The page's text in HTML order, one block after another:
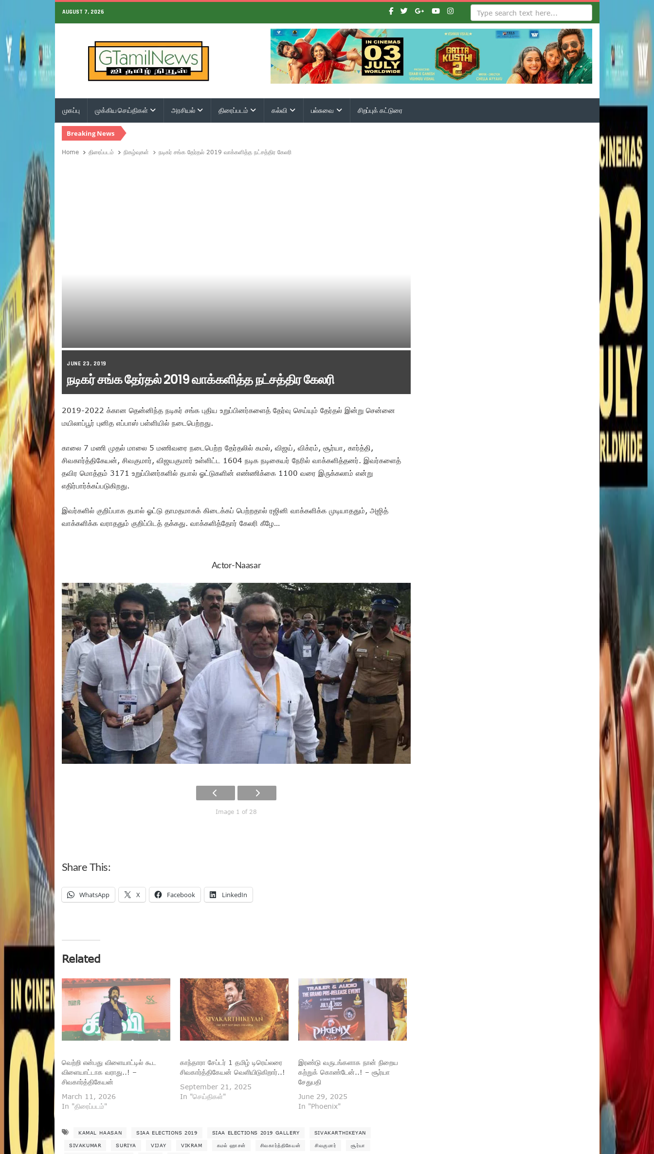
AUGUST 7, 2026
முகப்பு முக்கிய செய்திகள் அரசியல் திரைப்படம் கல்வி பல்சுவை சிறப்புக் கட்டுரை
Breaking News
Home திரைப்படம் நிகழ்வுகள் நடிகர் சங்க தேர்தல் 2019 வாக்களித்த நட்சத்திர கேலரி
JUNE 23, 2019
நடிகர் சங்க தேர்தல் 2019 வாக்களித்த நட்சத்திர கேலரி
2019-2022 க்கான தென்னிந்த நடிகர் சங்க புதிய உறுப்பினர்களைத் தேர்வு செய்யும் தேர்தல் இன்று சென்னை
மயிலாப்பூர் புனித எப்பாஸ் பள்ளியில் நடைபெற்றது.
காலை 7 மணி முதல் மாலை 5 மணிவரை நடைபெற்ற தேர்தலில் கமல், விஜய், விக்ரம், சூர்யா, கார்த்தி,
சிவகார்த்திகேயன், சிவகுமார், விஜயகுமார் உள்ளிட்ட 1604 நடிக நடிகையர் நேரில் வாக்களித்தனர். இவர்களைத்
தவிர மொத்தம் 3171 உறுப்பினர்களில் தபால் ஓட்டுகளின் எண்ணிக்கை 1100 வரை இருக்கலாம் என்று
எதிர்பார்க்கப்படுகிறது.
இவர்களில் குறிப்பாக தபால் ஓட்டு தாமதமாகக் கிடைக்கப் பெற்றதால் ரஜினி வாக்களிக்க முடியாததும், அஜித்
வாக்களிக்க வராததும் குறிப்பிடத் தக்கது. வாக்களித்தோர் கேலரி கீழே…
Actor-Naasar
Image 1 of 28
Share This:
WhatsApp X Facebook LinkedIn
Related
வெற்றி என்பது விளையாட்டில் கூட
விளையாட்டாக வராது..! –
சிவகார்த்திகேயன்
March 11, 2026
In "திரைப்படம்"
காந்தாரா சேப்டர் 1 தமிழ் டிரெய்லரை
சிவகார்த்திகேயன் வெளியிடுகிறார்..!
September 21, 2025
In "செய்திகள்"
இரண்டு வருடங்களாக நான் நிறைய
கற்றுக் கொண்டேன்..! – சூர்யா
சேதுபதி
June 29, 2025
In "Phoenix"
KAMAL HAASAN SIAA ELECTIONS 2019 SIAA ELECTIONS 2019 GALLERY SIVAKARTHIKEYAN
SIVAKUMAR SURIYA VIJAY VIKRAM கமல் ஹாசன் சிவகார்த்திகேயன் சிவகுமார் சூர்யா